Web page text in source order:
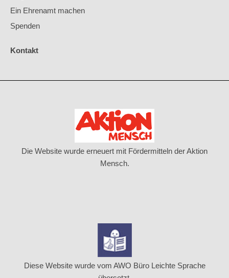
Ein Ehrenamt machen
Spenden
Kontakt
Die Website wurde erneuert mit Fördermitteln der Aktion
Mensch.
Diese Website wurde vom AWO Büro Leichte Sprache